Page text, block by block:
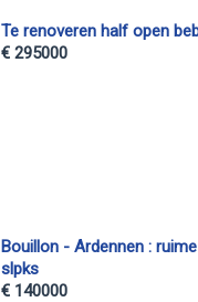
Te renoveren half open
€ 295000
Bouillon - Ardennen :
slpks
€ 140000